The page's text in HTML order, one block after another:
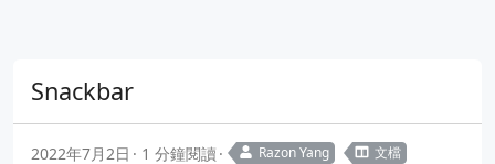
Snackbar
2022年7月2日 1 分鐘閱讀 Razon Yang
文檔